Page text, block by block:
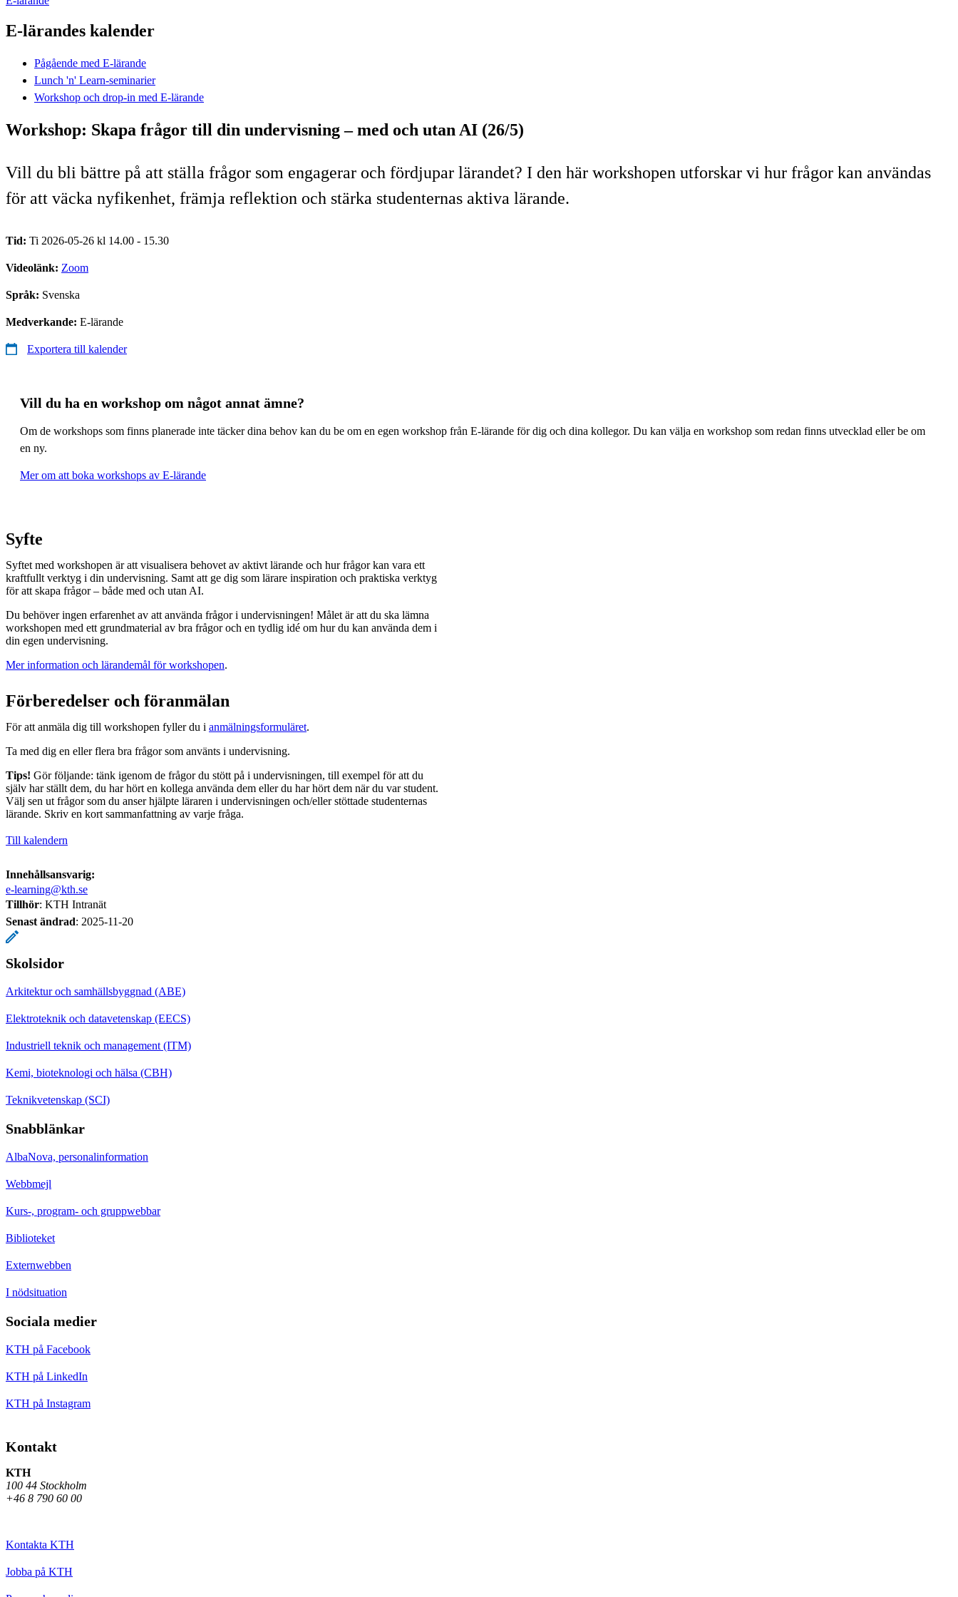
E-lärandes kalender
Pågående med E-lärande
Lunch 'n' Learn-seminarier
Workshop och drop-in med E-lärande
Workshop: Skapa frågor till din undervisning – med och utan AI (26/5)
Vill du bli bättre på att ställa frågor som engagerar och fördjupar lärandet? I den här workshopen utforskar vi hur frågor kan användas
för att väcka nyfikenhet, främja reflektion och stärka studenternas aktiva lärande.
Tid: Ti 2026-05-26 kl 14.00 - 15.30
Videolänk: Zoom
Språk: Svenska
Medverkande: E-lärande
Exportera till kalender
Vill du ha en workshop om något annat ämne?
Om de workshops som finns planerade inte täcker dina behov kan du be om en egen workshop från E-lärande för dig och dina kollegor. Du kan välja en workshop som redan finns utvecklad eller be om
en ny.
Mer om att boka workshops av E-lärande
Syfte
Syftet med workshopen är att visualisera behovet av aktivt lärande och hur frågor kan vara ett
kraftfullt verktyg i din undervisning. Samt att ge dig som lärare inspiration och praktiska verktyg
för att skapa frågor – både med och utan AI.
Du behöver ingen erfarenhet av att använda frågor i undervisningen! Målet är att du ska lämna
workshopen med ett grundmaterial av bra frågor och en tydlig idé om hur du kan använda dem i
din egen undervisning.
Mer information och lärandemål för workshopen.
Förberedelser och föranmälan
För att anmäla dig till workshopen fyller du i anmälningsformuläret.
Ta med dig en eller flera bra frågor som använts i undervisning.
Tips! Gör följande: tänk igenom de frågor du stött på i undervisningen, till exempel för att du
själv har ställt dem, du har hört en kollega använda dem eller du har hört dem när du var student.
Välj sen ut frågor som du anser hjälpte läraren i undervisningen och/eller stöttade studenternas
lärande. Skriv en kort sammanfattning av varje fråga.
Till kalendern
Innehållsansvarig:
e-learning@kth.se
Tillhör: KTH Intranät
Senast ändrad: 2025-11-20
Skolsidor
Arkitektur och samhällsbyggnad (ABE)
Elektroteknik och datavetenskap (EECS)
Industriell teknik och management (ITM)
Kemi, bioteknologi och hälsa (CBH)
Teknikvetenskap (SCI)
Snabblänkar
AlbaNova, personalinformation
Webbmejl
Kurs-, program- och gruppwebbar
Biblioteket
Externwebben
I nödsituation
Sociala medier
KTH på Facebook
KTH på LinkedIn
KTH på Instagram
Kontakt
KTH
100 44 Stockholm
+46 8 790 60 00
Kontakta KTH
Jobba på KTH